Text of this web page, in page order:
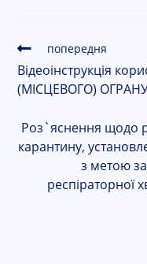
попередня
Відеоінструкція
(МІСЦЕВОГО) ОГРАНУ
Роз`яснення щодо
карантину,
з метою
респіраторної